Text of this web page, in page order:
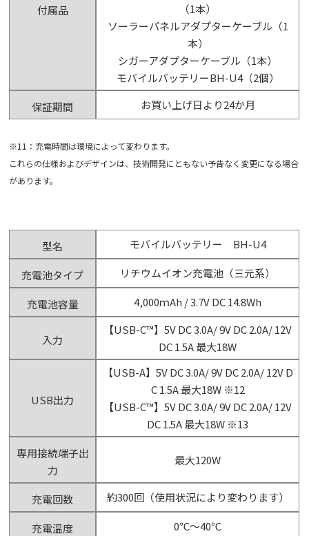
付属品
（1本）
ソーラーパネルアダプターケーブル（1
本）
シガーアダプターケーブル（1本）
モバイルバッテリーBH-U4（2個）
保証期間
お買い上げ日より24か月
※11：充電時間は環境によって変わります。
これらの仕様およびデザインは、技術開発にともない予告なく変更になる場合
があります。
型名 モバイルバッテリー BH-U4
充電池タイプ リチウムイオン充電池（三元系）
充電池容量 4,000ｍAh / 3.7V DC 14.8Wh
入力
【USB-C™】5V DC 3.0A/ 9V DC 2.0A/ 12V
DC 1.5A 最大18W
USB出力
【USB-A】5V DC 3.0A/ 9V DC 2.0A/ 12V D
C 1.5A 最大18W ※12
【USB-C™】5V DC 3.0A/ 9V DC 2.0A/ 12V
DC 1.5A 最大18W ※13
専用接続端子出
力
最大120W
充電回数 約300回（使用状況により変わります）
充電温度 0℃～40℃